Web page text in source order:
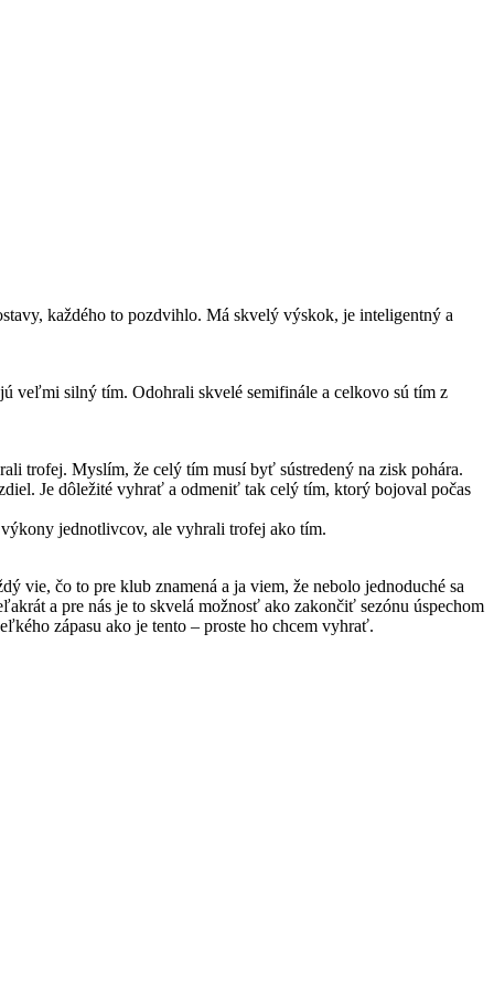
každého to pozdvihlo. Má skvelý výskok, je inteligentný a
veľmi silný tím. Odohrali skvelé semifinále a celkovo sú tím z
trofej. Myslím, že celý tím musí byť sústredený na zisk pohára.
Je dôležité vyhrať a odmeniť tak celý tím, ktorý bojoval počas
jednotlivcov, ale vyhrali trofej ako tím.
vie, čo to pre klub znamená a ja viem, že nebolo jednoduché sa
a pre nás je to skvelá možnosť ako zakončiť sezónu úspechom
zápasu ako je tento – proste ho chcem vyhrať.